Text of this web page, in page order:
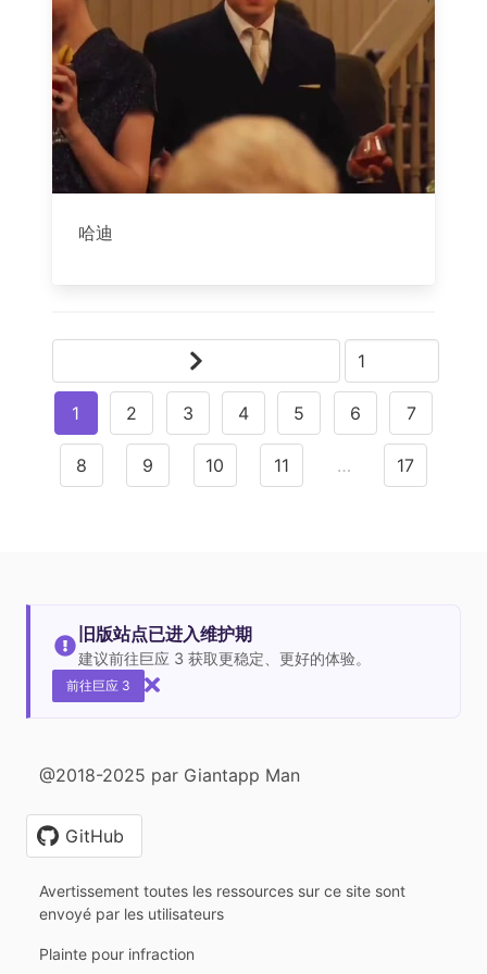
哈迪
1 2 3 4 5 6 7
8 9 10 11 … 17
旧版站点已进入维护期
建议前往巨应 3 获取更稳定、更好的体验。
前往巨应 3
@2018-2025 par Giantapp Man
GitHub
Avertissement toutes les ressources sur ce site sont
envoyé par les utilisateurs
Plainte pour infraction